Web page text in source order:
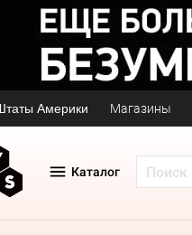
Америки Магазины
Каталог